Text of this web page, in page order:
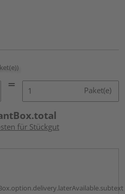
Paket(e)
für Stückgut